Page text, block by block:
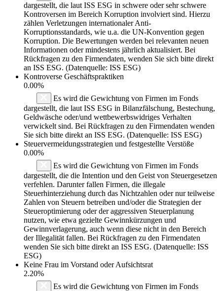
dargestellt, die laut ISS ESG in schwere oder sehr schwere
Kontroversen im Bereich Korruption involviert sind. Hierzu
zählen Verletzungen internationaler Anti-
Korruptionsstandards, wie u.a. die UN-Konvention gegen
Korruption. Die Bewertungen werden bei relevanten neuen
Informationen oder mindestens jährlich aktualisiert. Bei
Rückfragen zu den Firmendaten, wenden Sie sich bitte direkt
an ISS ESG. (Datenquelle: ISS ESG)
Kontroverse Geschäftspraktiken
0.00%
Es wird die Gewichtung von Firmen im Fonds
dargestellt, die laut ISS ESG in Bilanzfälschung, Bestechung,
Geldwäsche oder/und wettbewerbswidriges Verhalten
verwickelt sind. Bei Rückfragen zu den Firmendaten wenden
Sie sich bitte direkt an ISS ESG. (Datenquelle: ISS ESG)
Steuervermeidungsstrategien und festgestellte Verstöße
0.00%
Es wird die Gewichtung von Firmen im Fonds
dargestellt, die die Intention und den Geist von Steuergesetzen
verfehlen. Darunter fallen Firmen, die illegale
Steuerhinterziehung durch das Nichtzahlen oder nur teilweise
Zahlen von Steuern betreiben und/oder die Strategien der
Steueroptimierung oder der aggressiven Steuerplanung
nutzen, wie etwa gezielte Gewinnkürzungen und
Gewinnverlagerung, auch wenn diese nicht in den Bereich
der Illegalität fallen. Bei Rückfragen zu den Firmendaten
wenden Sie sich bitte direkt an ISS ESG. (Datenquelle: ISS
ESG)
Keine Frau im Vorstand oder Aufsichtsrat
2.20%
Es wird die Gewichtung von Firmen im Fonds